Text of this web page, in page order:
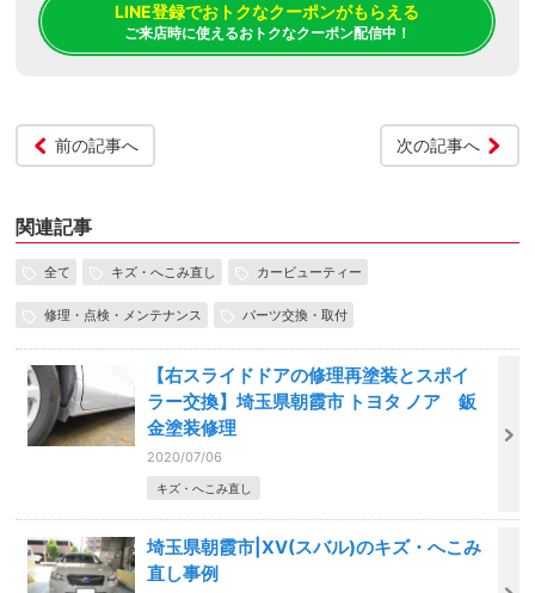
LINE登録でおトクなクーポンがもらえる
ご来店時に使えるおトクなクーポン配信中！
前の記事へ 次の記事へ
関連記事
全て キズ・へこみ直し カービューティー
修理・点検・メンテナンス パーツ交換・取付
【右スライドドアの修理再塗装とスポイ
ラー交換】埼玉県朝霞市 トヨタ ノア 鈑
金塗装修理
2020/07/06
キズ・へこみ直し
埼玉県朝霞市|XV(スバル)のキズ・へこみ
直し事例